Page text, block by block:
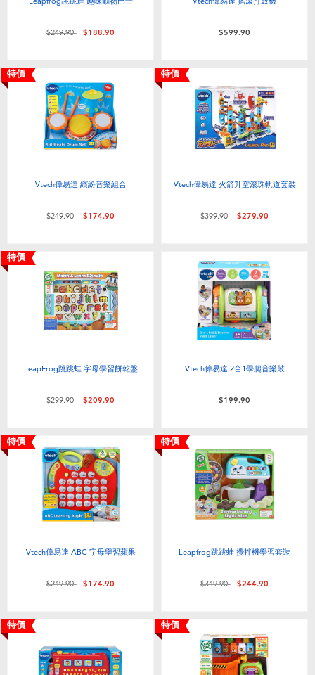
價格從
$249.90至$188.90 $599.90
特價
Vtech偉易達 繽紛音樂組合
價格從
$249.90至$174.90
特價
Vtech偉易達 火箭升空滾珠軌道套裝
價格從
$399.90至$279.90
特價
LeapFrog跳跳蛙 字母學習餅乾盤
價格從
$299.90至$209.90
Vtech偉易達 2合1學爬音樂鼓
$199.90
特價
Vtech偉易達 ABC 字母學習蘋果
價格從
$249.90至$174.90
特價
Leapfrog跳跳蛙 攪拌機學習套裝
價格從
$349.90至$244.90
特價 特價